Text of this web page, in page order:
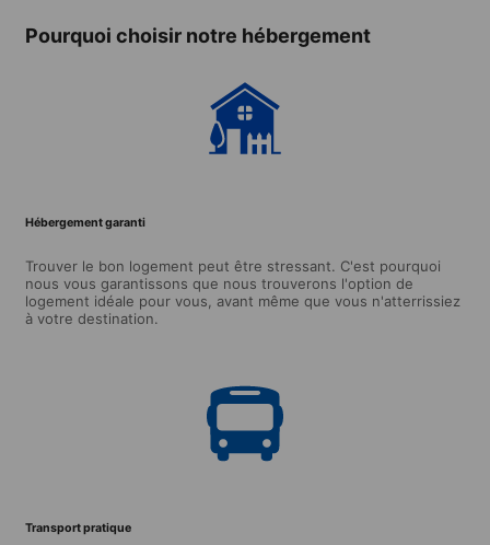
Pourquoi choisir notre hébergement
Hébergement garanti
Trouver le bon logement peut être stressant. C'est pourquoi
nous vous garantissons que nous trouverons l'option de
logement idéale pour vous, avant même que vous n'atterrissiez
à votre destination.
Transport pratique